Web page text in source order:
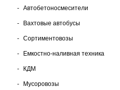
Автобетоносмесители
Вахтовые автобусы
Сортиментовозы
Емкостно-наливная техника
КДМ
Мусоровозы